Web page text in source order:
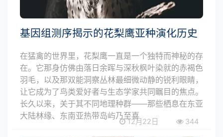
基因组测序揭示的花梨鹰亚种演化历史
在猛禽的世界里，花梨鹰一直是一个独特而神秘的存
在。它那身仿佛由落日余晖与深秋枫叶染就的赤褐色
羽毛，以及那双能洞察丛林最细微动静的锐利眼睛，
让它成为了鸟类爱好者与生态学家共同瞩目的焦点。
长久以来，关于其不同地理种群——那些栖息在东亚
大陆林缘、东南亚热带岛屿乃至喜
12月22日 344